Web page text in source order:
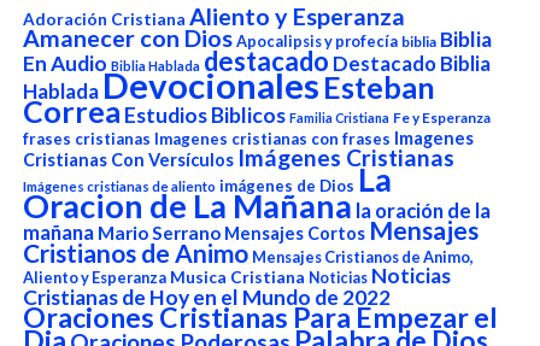
Adoración Cristiana Aliento y Esperanza
Amanecer con Dios Apocalipsis y profecía biblia Biblia
En Audio Biblia Hablada destacado Destacado Biblia
HabladaDevocionalesEsteban
Correa Estudios Biblicos Familia Cristiana Fe y Esperanza
frases cristianas Imagenes cristianas con frases Imagenes
Cristianas Con Versículos Imágenes Cristianas
Imágenes cristianas de aliento imágenes de Dios La
Oracion de La Mañana la oración de la
mañana Mario Serrano Mensajes Cortos Mensajes
Cristianos de Animo Mensajes Cristianos de Animo,
Aliento y Esperanza Musica Cristiana Noticias Noticias
Cristianas de Hoy en el Mundo de 2022
Oraciones Cristianas Para Empezar el